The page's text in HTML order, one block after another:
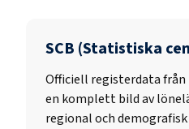
SCB (Statistiska
Officiell registerdata från
en komplett bild av
regional och